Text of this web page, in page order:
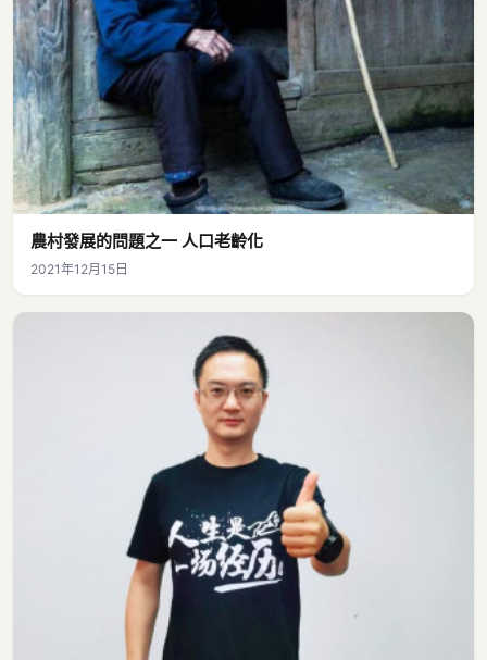
農村發展的問題之一 人口老齡化
2021年12月15日